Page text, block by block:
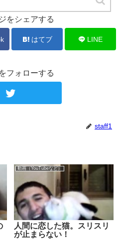
をシェアする
はてブ LINE
フォローする
staff1
動画（YouTubeなど）
人間に恋した猫。スリスリ
が止まらない！